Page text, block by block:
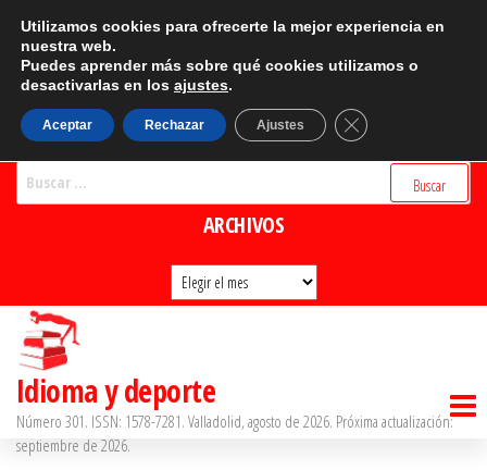
Saltar
contenido
CATEGORÍAS
Categorías
BUSCADOR
ARCHIVOS
Archivos
Idioma y deporte
Número 301. ISSN: 1578-7281. Valladolid, agosto de 2026. Próxima actualización:
septiembre de 2026.
Utilizamos cookies para ofrecerte la mejor experiencia en
nuestra web.
Puedes aprender más sobre qué cookies utilizamos o
desactivarlas en los ajustes.
Aceptar Rechazar Ajustes Cerrar el banner